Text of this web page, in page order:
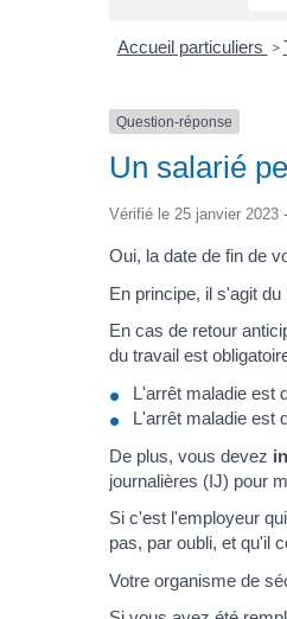
Accueil particuliers >
Question-réponse
Un salarié
Vérifié le 25 janvier 2023
Oui, la date de fin de
En principe, il s'agit
En cas de retour
du travail est
L'arrêt maladie est
L'arrêt maladie est
De plus, vous devez
journalières (IJ) pour
Si c'est l'employeur
pas, par oubli, et qu'il
Votre organisme de